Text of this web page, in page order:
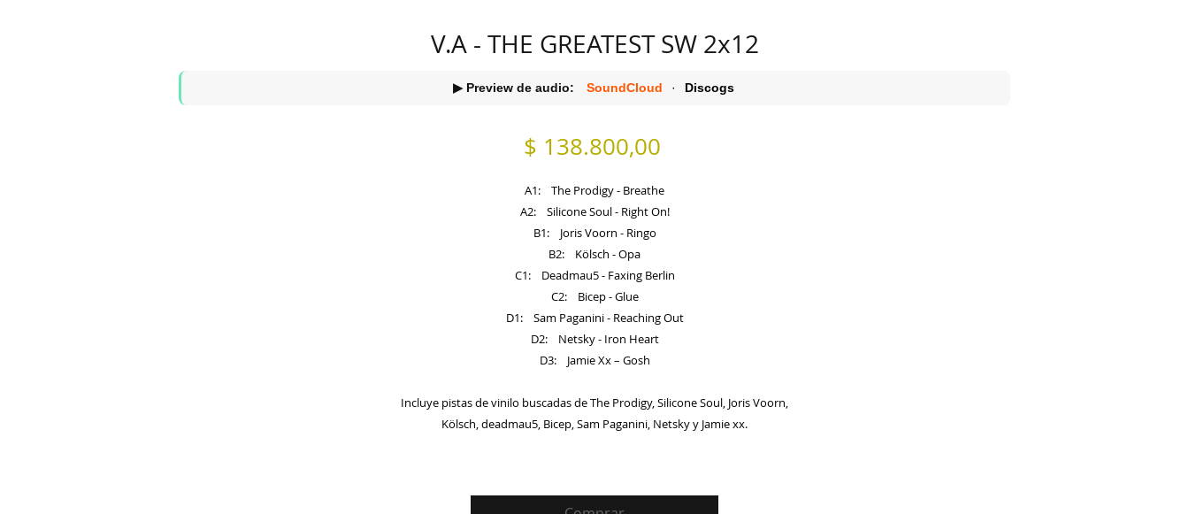
V.A - THE GREATEST SW 2x12
▶ Preview de audio: SoundCloud · Discogs
$ 138.800,00
A1: The Prodigy - Breathe
A2: Silicone Soul - Right On!
B1: Joris Voorn - Ringo
B2: Kölsch - Opa
C1: Deadmau5 - Faxing Berlin
C2: Bicep - Glue
D1: Sam Paganini - Reaching Out
D2: Netsky - Iron Heart
D3: Jamie Xx – Gosh
Incluye pistas de vinilo buscadas de The Prodigy, Silicone Soul, Joris Voorn,
Kölsch, deadmau5, Bicep, Sam Paganini, Netsky y Jamie xx.